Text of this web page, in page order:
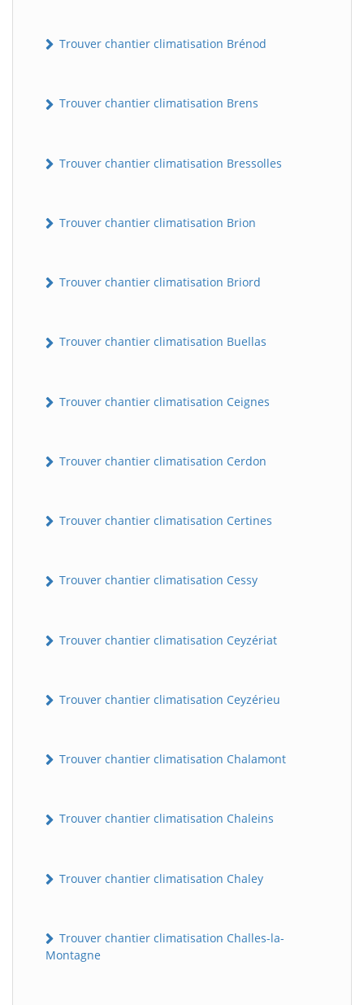
Trouver chantier climatisation Brénod
Trouver chantier climatisation Brens
Trouver chantier climatisation Bressolles
Trouver chantier climatisation Brion
Trouver chantier climatisation Briord
Trouver chantier climatisation Buellas
Trouver chantier climatisation Ceignes
Trouver chantier climatisation Cerdon
Trouver chantier climatisation Certines
Trouver chantier climatisation Cessy
Trouver chantier climatisation Ceyzériat
Trouver chantier climatisation Ceyzérieu
Trouver chantier climatisation Chalamont
Trouver chantier climatisation Chaleins
Trouver chantier climatisation Chaley
Trouver chantier climatisation Challes-la-
Montagne